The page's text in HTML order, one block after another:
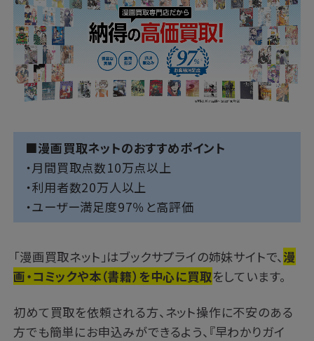
■漫画買取ネットのおすすめポイント
・月間買取点数10万点以上
・利用者数20万人以上
・ユーザー満足度97％と高評価
「漫画買取ネット」はブックサプライの姉妹サイトで、 漫
画・コミックや本（書籍）を中心に買取をしています。
初めて買取を依頼される方、ネット操作に不安のある
方でも簡単にお申込みができるよう、『早わかりガイ